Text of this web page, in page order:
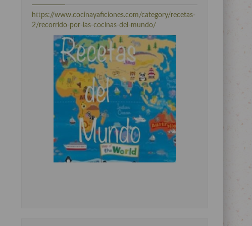
https://www.cocinayaficiones.com/category/recetas-
2/recorrido-por-las-cocinas-del-mundo/